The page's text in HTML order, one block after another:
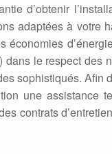
d’obtenir
adaptées à votre
économies
le respect des
sophistiqués.
une assistance
contrats